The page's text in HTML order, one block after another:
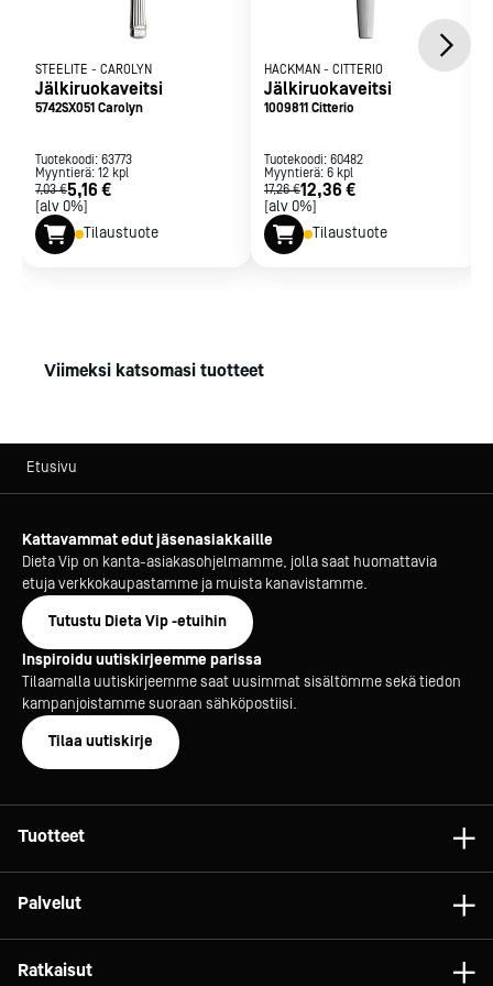
STEELITE - CAROLYN
Jälkiruokaveitsi
5742SX051 Carolyn
Tuotekoodi: 63773
Myyntierä: 12 kpl
7,03 €5,16 €
[alv 0%]
Tilaustuote
HACKMAN - CITTERIO
Jälkiruokaveitsi
1009811 Citterio
Tuotekoodi: 60482
Myyntierä: 6 kpl
17,26 €12,36 €
[alv 0%]
Tilaustuote
Viimeksi katsomasi tuotteet
Etusivu
Kattavammat edut jäsenasiakkaille
Dieta Vip on kanta-asiakasohjelmamme, jolla saat huomattavia
etuja verkkokaupastamme ja muista kanavistamme.
Tutustu Dieta Vip -etuihin
Inspiroidu uutiskirjeemme parissa
Tilaamalla uutiskirjeemme saat uusimmat sisältömme sekä tiedon
kampanjoistamme suoraan sähköpostiisi.
Tilaa uutiskirje
Tuotteet
Tarvikkeet
Palvelut
Konsultointi
Ratkaisut